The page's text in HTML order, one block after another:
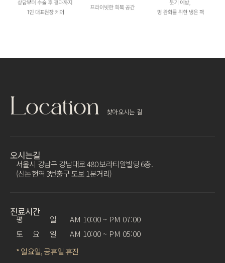
Location 찾아오시는 길
오시는길
서울시 강남구 강남대로 480 보라티알빌딩 6층.
(신논현역 3번출구 도보 1분거리)
진료시간
평 일
AM 10:00 ~ PM 07:00
토 요 일
AM 10:00 ~ PM 05:00
* 일요일, 공휴일 휴진